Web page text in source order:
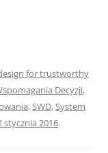
for trustworthy
Decyzji,
,SWD,System
stycznia 2016.